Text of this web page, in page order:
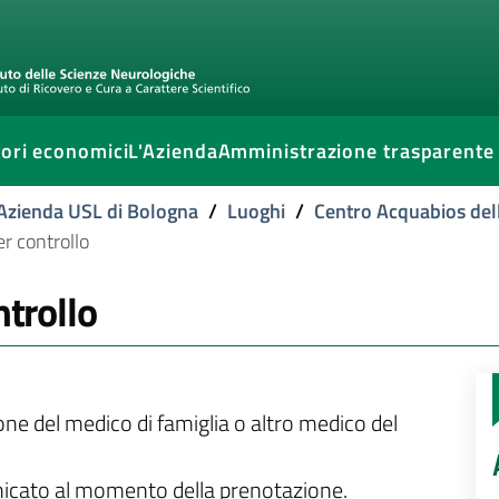
economiciL'AziendaAmministrazione trasparente
USL di Bologna / Luoghi / Centro Acquabios
controllo
del medico di famiglia o altro medico del
al momento della prenotazione.